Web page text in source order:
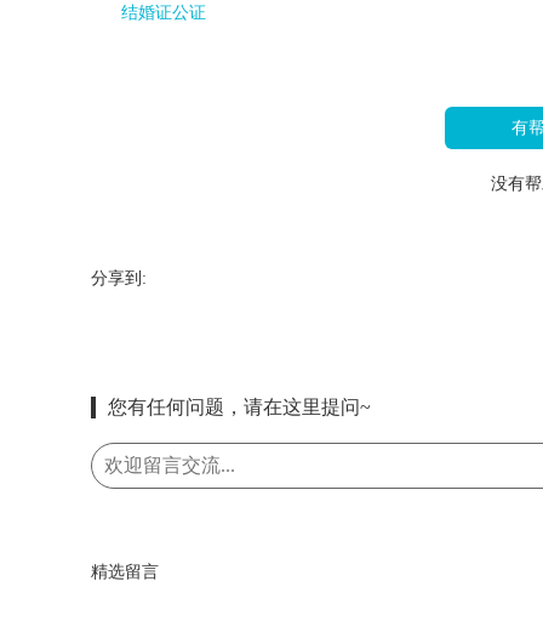
结婚证公证
有
没有
分享到:
您有任何问题，请在这里提问~
精选留言